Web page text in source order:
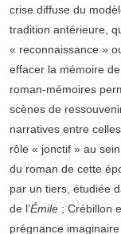
crise diffuse du
tradition antérieure,
« reconnaissance »
effacer la mémoire
roman-mémoires
scènes de
narratives entre
rôle « jonctif » au
du roman de cette
par un tiers, étudiée
de l’Émile ; Crébillon
prégnance